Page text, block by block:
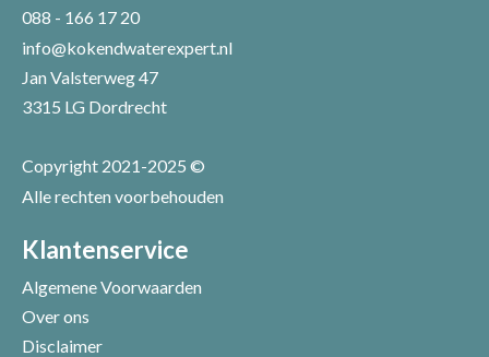
Uw recensie *
088 - 166 17 20
info@kokendwaterexpert.nl
Jan Valsterweg 47
3315 LG Dordrecht
Copyright 2021-2025 ©
Alle rechten voorbehouden
Klantenservice
Algemene Voorwaarden
Over ons
Disclaimer